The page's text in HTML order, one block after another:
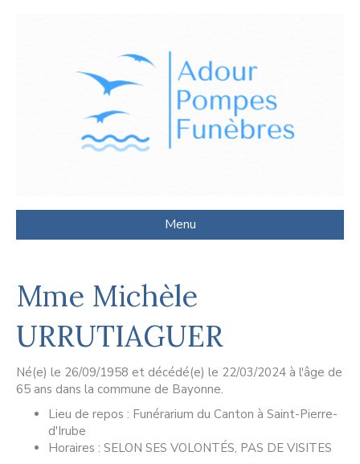
Menu
Mme Michèle
URRUTIAGUER
Né(e) le 26/09/1958 et décédé(e) le 22/03/2024 à l'âge de
65 ans dans la commune de Bayonne.
Lieu de repos : Funérarium du Canton à Saint-Pierre-
d'Irube
Horaires : SELON SES VOLONTÉS, PAS DE VISITES